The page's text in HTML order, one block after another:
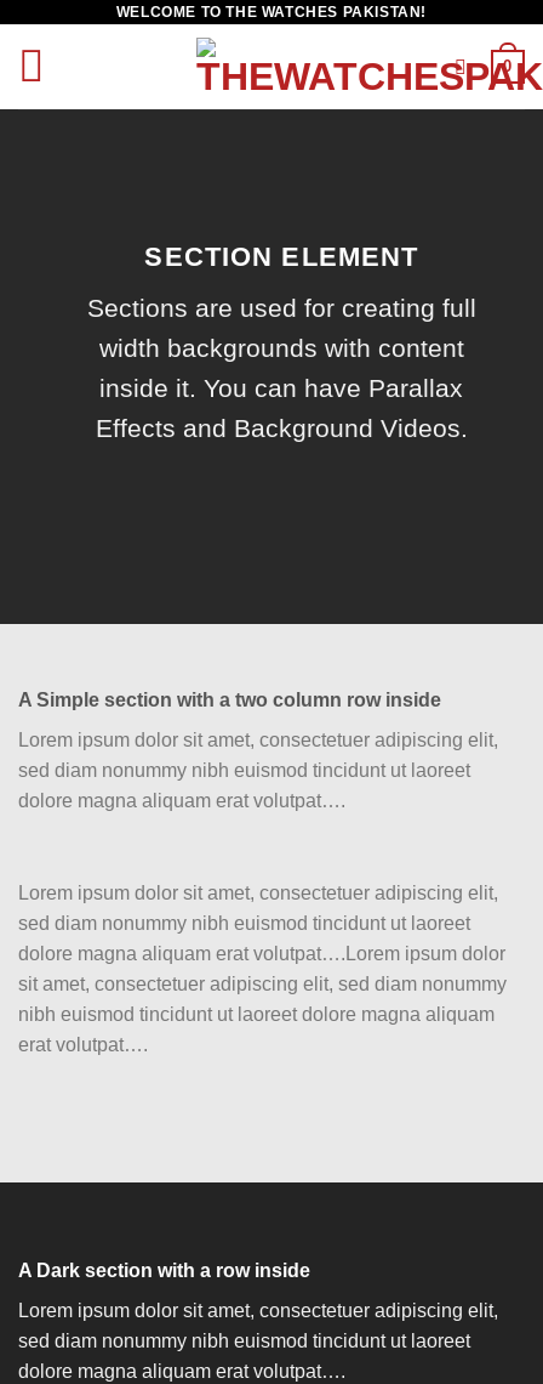
WELCOME TO THE WATCHES PAKISTAN!
0
SECTION ELEMENT
Sections are used for creating full
width backgrounds with content
inside it. You can have Parallax
Effects and Background Videos.
A Simple section with a two column row inside
Lorem ipsum dolor sit amet, consectetuer adipiscing elit,
sed diam nonummy nibh euismod tincidunt ut laoreet
dolore magna aliquam erat volutpat….
Lorem ipsum dolor sit amet, consectetuer adipiscing elit,
sed diam nonummy nibh euismod tincidunt ut laoreet
dolore magna aliquam erat volutpat….Lorem ipsum dolor
sit amet, consectetuer adipiscing elit, sed diam nonummy
nibh euismod tincidunt ut laoreet dolore magna aliquam
erat volutpat….
A Dark section with a row inside
Lorem ipsum dolor sit amet, consectetuer adipiscing elit,
sed diam nonummy nibh euismod tincidunt ut laoreet
dolore magna aliquam erat volutpat….